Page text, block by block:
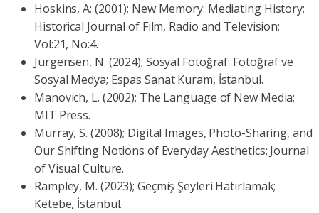
Hoskins, A; (2001); New Memory: Mediating History;
Historical Journal of Film, Radio and Television;
Vol:21, No:4.
Jurgensen, N. (2024); Sosyal Fotoğraf: Fotoğraf ve
Sosyal Medya; Espas Sanat Kuram, İstanbul.
Manovich, L. (2002); The Language of New Media;
MIT Press.
Murray, S. (2008); Digital Images, Photo-Sharing, and
Our Shifting Notions of Everyday Aesthetics; Journal
of Visual Culture.
Rampley, M. (2023); Geçmiş Şeyleri Hatırlamak;
Ketebe, İstanbul.